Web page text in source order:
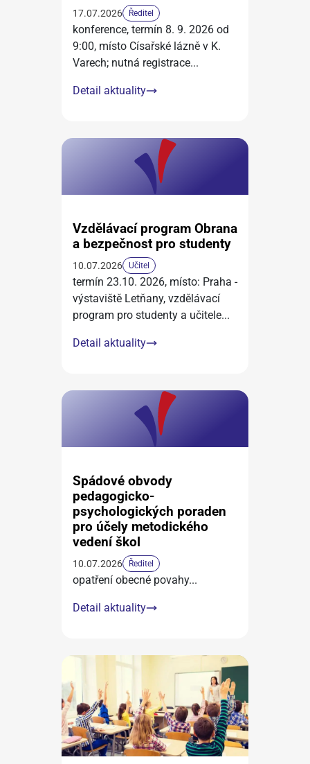
17.07.2026 Ředitel
konference, termín 8. 9. 2026 od
9:00, místo Císařské lázně v K.
Varech; nutná registrace...
Detail aktuality
Vzdělávací program Obrana
a bezpečnost pro studenty
10.07.2026 Učitel
termín 23.10. 2026, místo: Praha -
výstaviště Letňany, vzdělávací
program pro studenty a učitele...
Detail aktuality
Spádové obvody
pedagogicko-
psychologických poraden
pro účely metodického
vedení škol
10.07.2026 Ředitel
opatření obecné povahy...
Detail aktuality